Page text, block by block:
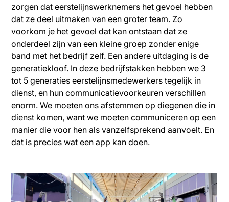
zorgen dat eerstelijnswerknemers het gevoel hebben
dat ze deel uitmaken van een groter team. Zo
voorkom je het gevoel dat kan ontstaan dat ze
onderdeel zijn van een kleine groep zonder enige
band met het bedrijf zelf. Een andere uitdaging is de
generatiekloof. In deze bedrijfstakken hebben we 3
tot 5 generaties eerstelijnsmedewerkers tegelijk in
dienst, en hun communicatievoorkeuren verschillen
enorm. We moeten ons afstemmen op diegenen die in
dienst komen, want we moeten communiceren op een
manier die voor hen als vanzelfsprekend aanvoelt. En
dat is precies wat een app kan doen.